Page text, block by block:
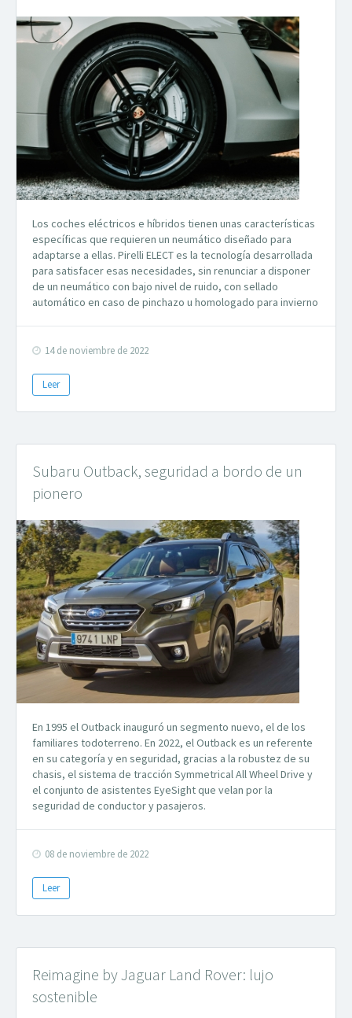
Los coches eléctricos e híbridos tienen unas características
específicas que requieren un neumático diseñado para
adaptarse a ellas. Pirelli ELECT es la tecnología desarrollada
para satisfacer esas necesidades, sin renunciar a disponer
de un neumático con bajo nivel de ruido, con sellado
automático en caso de pinchazo u homologado para invierno
14 de noviembre de 2022
Leer
Subaru Outback, seguridad a bordo de un
pionero
En 1995 el Outback inauguró un segmento nuevo, el de los
familiares todoterreno. En 2022, el Outback es un referente
en su categoría y en seguridad, gracias a la robustez de su
chasis, el sistema de tracción Symmetrical All Wheel Drive y
el conjunto de asistentes EyeSight que velan por la
seguridad de conductor y pasajeros.
08 de noviembre de 2022
Leer
Reimagine by Jaguar Land Rover: lujo
sostenible